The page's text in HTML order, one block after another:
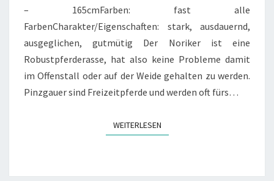
– 165cmFarben: fast alle
FarbenCharakter/Eigenschaften: stark, ausdauernd,
ausgeglichen, gutmütig Der Noriker ist eine
Robustpferderasse, hat also keine Probleme damit
im Offenstall oder auf der Weide gehalten zu werden.
Pinzgauer sind Freizeitpferde und werden oft fürs…
WEITERLESENWEITERLESEN